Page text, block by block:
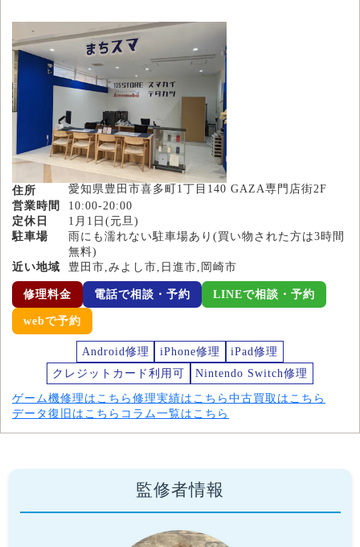
住所
愛知県豊田市喜多町1丁目140 GAZA専門店街2F
営業時間
10:00-20:00
定休日
1月1日(元旦)
駐車場
雨にも濡れない駐車場あり(買い物された方は3時間
無料)
近い地域
豊田市,みよし市,日進市,岡崎市
修理料金 電話で相談・予約 LINEで相談・予約
webで予約
Android修理 iPhone修理
iPad修理
クレジットカード利用可
Nintendo Switch修理
ゲーム機修理はこちら 修理実績はこちら 中古買取はこちら
データ復旧はこちら コラム一覧はこちら
監修者情報